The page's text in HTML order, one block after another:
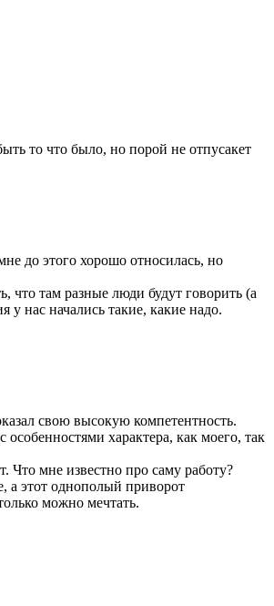
то что было, но порой не отпусакет
до этого хорошо относилась, но
что там разные люди будут говорить (а
нас начались такие, какие надо.
свою высокую компетентность.
характера, как моего, так
Что мне известно про саму работу?
а этот однополый приворот
можно мечтать.